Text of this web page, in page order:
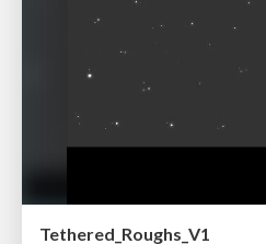
Tethered_Roughs_V1